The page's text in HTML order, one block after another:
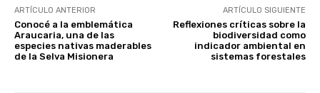
ARTÍCULO ANTERIOR
Conocé a la emblemática
Araucaria, una de las
especies nativas maderables
de la Selva Misionera
ARTÍCULO SIGUIENTE
Reflexiones críticas sobre la
biodiversidad como
indicador ambiental en
sistemas forestales